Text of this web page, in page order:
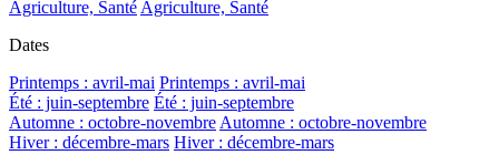
Agriculture, SantéAgriculture, Santé
Dates
Printemps : avril-mai Printemps : avril-mai
Été : juin-septembre Été : juin-septembre
Automne : octobre-novembreAutomne : octobre-novembre
Hiver : décembre-mars Hiver : décembre-mars